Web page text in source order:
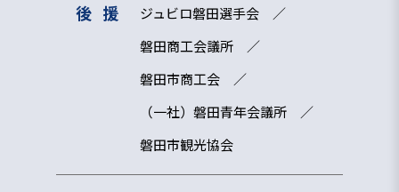
後援
ジュビロ磐田選手会
磐田商工会議所
磐田市商工会
（一社）磐田青年会議所
磐田市観光協会